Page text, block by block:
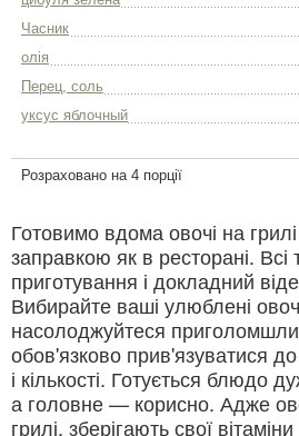
Часник
олія
Перец, соль
уксус яблочный
Розраховано на 4 порції
Готовимо вдома овочі на
заправкою як в ресторані. Всі
приготування і докладний
Вибирайте ваші улюблені
насолоджуйтеся
обов'язково прив'язуватися
і кількості. Готується блюдо
а головне — корисно. Адже
грилі, зберігають свої вітаміни